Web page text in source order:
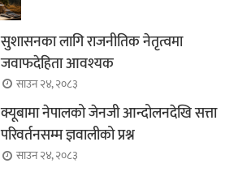
सुशासनका लागि राजनीतिक नेतृत्वमा
जवाफदेहिता आवश्यक
साउन २४, २०८३
क्यूबामा नेपालको जेनजी आन्दोलनदेखि सत्ता
परिवर्तनसम्म ज्ञवालीको प्रश्न
साउन २४, २०८३